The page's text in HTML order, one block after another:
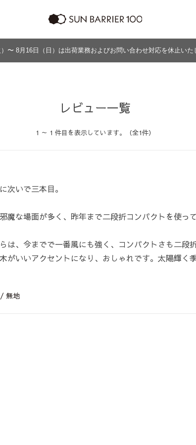
〜 8月16日（日）は出荷業務およびお問い合わせ対応を休止いた
レビュー一覧
1 ～ 1 件目を表示しています。（全1件）
次いで三本目。
魔な場面が多く、昨年まで二段折コンパクトを使っ
は、今までで一番風にも強く、コンパクトさも二段
がいいアクセントになり、おしゃれです。太陽輝く
無地